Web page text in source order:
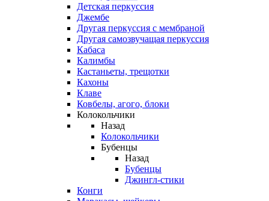
Детская перкуссия
Джембе
Другая перкуссия с мембраной
Другая самозвучащая перкуссия
Кабаса
Калимбы
Кастаньеты, трещотки
Кахоны
Клаве
Ковбелы, агого, блоки
Колокольчики
Назад
Колокольчики
Бубенцы
Назад
Бубенцы
Джингл-стики
Конги